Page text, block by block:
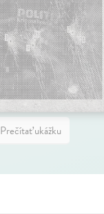
Prečítať ukážku